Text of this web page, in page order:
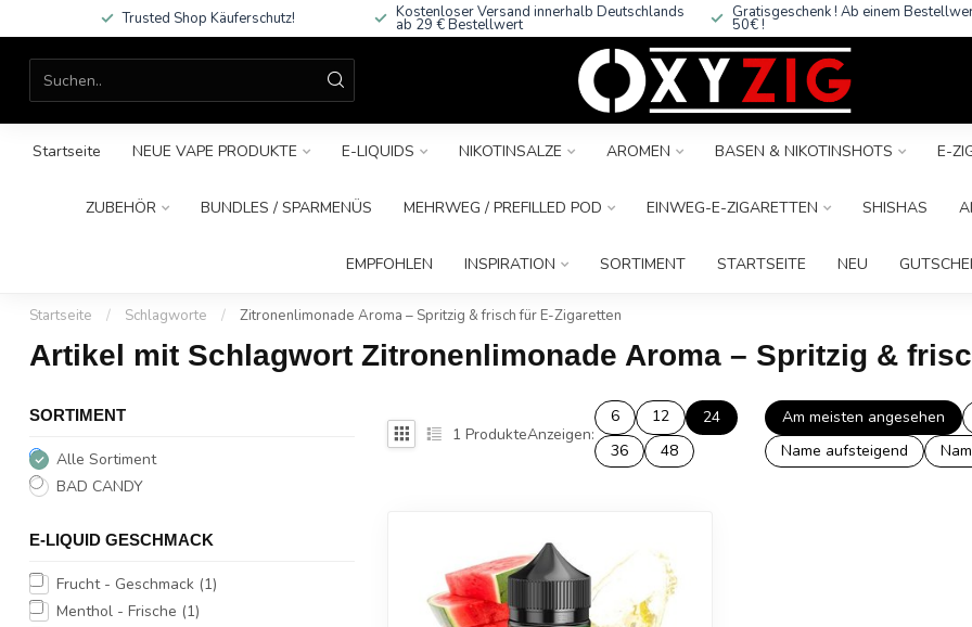
Trusted Shop Käuferschutz! Kostenloser Versand innerhalb Deutschlands
ab 29 € Bestellwert
Gratisgeschenk ! Ab einem
50€ !
Startseite NEUE VAPE PRODUKTE E-LIQUIDS NIKOTINSALZE AROMEN BASEN & NIKOTINSHOTS E-
ZUBEHÖR BUNDLES / SPARMENÜS MEHRWEG / PREFILLED POD EINWEG-E-ZIGARETTEN SHISHAS
EMPFOHLEN INSPIRATION SORTIMENT STARTSEITE NEU
Startseite / Schlagworte / Zitronenlimonade Aroma – Spritzig & frisch für E-Zigaretten
Artikel mit Schlagwort Zitronenlimonade Aroma – Spritzig &
SORTIMENT
Alle Sortiment
BAD CANDY
E-LIQUID GESCHMACK
Frucht - Geschmack (1)
Menthol - Frische (1)
1 ProdukteAnzeigen:
6 12
24
36
48
Am meisten angesehen
Name aufsteigend